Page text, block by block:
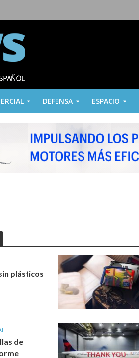
DEFENSA ESPACIO
plásticos
de